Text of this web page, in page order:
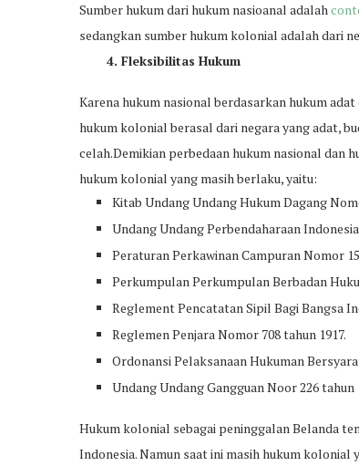
Sumber hukum dari hukum nasioanal adalah
sedangkan sumber hukum kolonial adalah dari
4. Fleksibilitas Hukum
Karena hukum nasional berdasarkan hukum
hukum kolonial berasal dari negara yang adat,
celah.Demikian perbedaan hukum nasional dan
hukum kolonial yang masih berlaku, yaitu:
Kitab Undang Undang Hukum Dagang
Undang Undang Perbendaharaan
Peraturan Perkawinan Campuran Nomor
Perkumpulan Perkumpulan Berbadan
Reglement Pencatatan Sipil Bagi Bangsa
Reglemen Penjara Nomor 708 tahun 1917.
Ordonansi Pelaksanaan Hukuman
Undang Undang Gangguan Noor 226 tahun
Hukum kolonial sebagai peninggalan Belanda
Indonesia. Namun saat ini masih hukum kolonial